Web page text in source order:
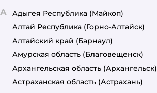
А Адыгея Республика (Майкоп)
Алтай Республика (Горно-Алтайск)
Алтайский край (Барнаул)
Амурская область (Благовещенск)
Архангельская область (Архангельск)
Астраханская область (Астрахань)